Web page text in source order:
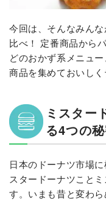
今回は、そんなみん
比べ！ 定番商品から
どのおかず系メニュ
商品を集めておいしく
ミスター
る4つの
日本のドーナツ市場
スタードーナツこと
す。いまも昔と変わ